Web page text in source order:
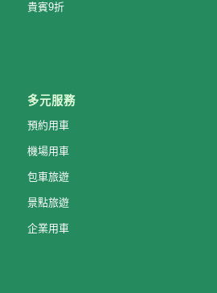
貴賓9折
多元服務
預約用車
機場用車
包車旅遊
景點旅遊
企業用車